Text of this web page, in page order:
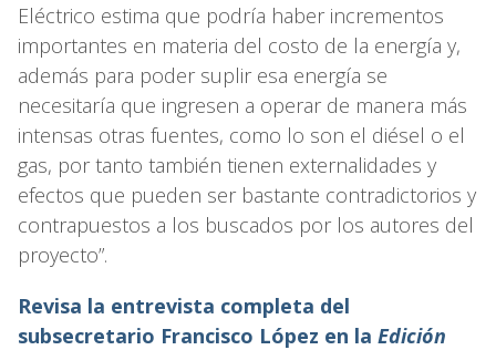
Eléctrico estima que podría haber incrementos
importantes en materia del costo de la energía y,
además para poder suplir esa energía se
necesitaría que ingresen a operar de manera más
intensas otras fuentes, como lo son el diésel o el
gas, por tanto también tienen externalidades y
efectos que pueden ser bastante contradictorios y
contrapuestos a los buscados por los autores del
proyecto”.
Revisa la entrevista completa del
subsecretario Francisco López en la Edición